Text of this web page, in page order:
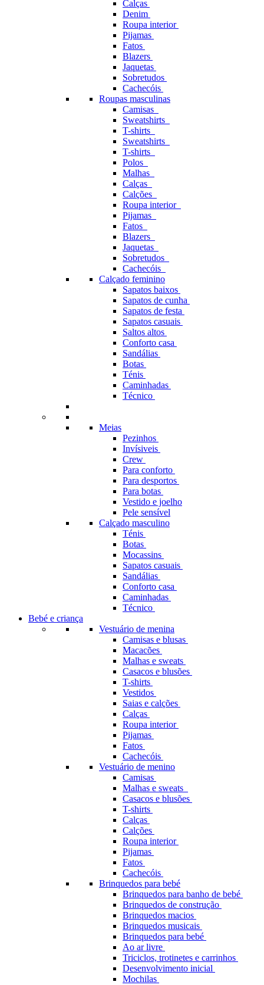
Calças
Denim
Roupa interior
Pijamas
Fatos
Blazers
Jaquetas
Sobretudos
Cachecóis
Roupas masculinas
Camisas
Sweatshirts
T-shirts
Sweatshirts
T-shirts
Polos
Malhas
Calças
Calções
Roupa interior
Pijamas
Fatos
Blazers
Jaquetas
Sobretudos
Cachecóis
Calçado feminino
Sapatos baixos
Sapatos de cunha
Sapatos de festa
Sapatos casuais
Saltos altos
Conforto casa
Sandálias
Botas
Ténis
Caminhadas
Técnico
Meias
Pezinhos
Invísiveis
Crew
Para conforto
Para desportos
Para botas
Vestido e joelho
Pele sensível
Calçado masculino
Ténis
Botas
Mocassins
Sapatos casuais
Sandálias
Conforto casa
Caminhadas
Técnico
Bebé e criança
Vestuário de menina
Camisas e blusas
Macacões
Malhas e sweats
Casacos e blusões
T-shirts
Vestidos
Saias e calções
Calças
Roupa interior
Pijamas
Fatos
Cachecóis
Vestuário de menino
Camisas
Malhas e sweats
Casacos e blusões
T-shirts
Calças
Calções
Roupa interior
Pijamas
Fatos
Cachecóis
Brinquedos para bebé
Brinquedos para banho de bebé
Brinquedos de construção
Brinquedos macios
Brinquedos musicais
Brinquedos para bebé
Ao ar livre
Triciclos, trotinetes e carrinhos
Desenvolvimento inicial
Mochilas